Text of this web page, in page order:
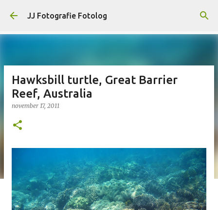
Doorgaan naar hoofdcontent
JJ Fotografie Fotolog
Hawksbill turtle, Great Barrier
Reef, Australia
november 17, 2011